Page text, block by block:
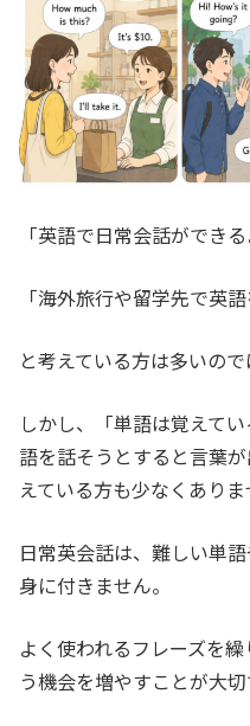
「英語で日常会話ができ
「海外旅行や留学先で英
と考えている方は多いので
しかし、「単語は覚えて
語を話そうとすると言葉
えている方も少なくありま
日常英会話は、難しい単
身に付きません。
よく使われるフレーズを
う機会を増やすことが大切